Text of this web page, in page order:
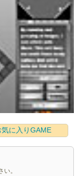
に入りGAME
。